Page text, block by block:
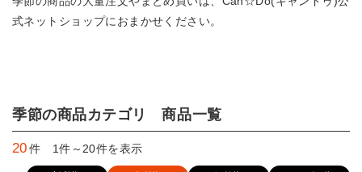
式ネットショップにおまかせください。
季節の商品カテゴリ 商品一覧
20件 1件～20件を表示